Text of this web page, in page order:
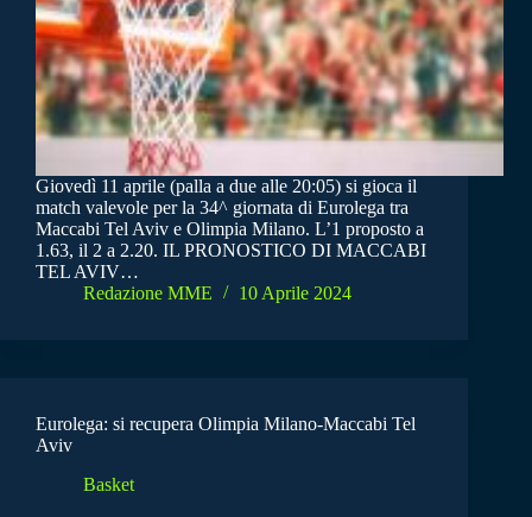
Giovedì 11 aprile (palla a due alle 20:05) si gioca il
match valevole per la 34^ giornata di Eurolega tra
Maccabi Tel Aviv e Olimpia Milano. L’1 proposto a
1.63, il 2 a 2.20. IL PRONOSTICO DI MACCABI
TEL AVIV…
Redazione MME
10 Aprile 2024
Eurolega: si recupera Olimpia Milano-Maccabi Tel
Aviv
Basket